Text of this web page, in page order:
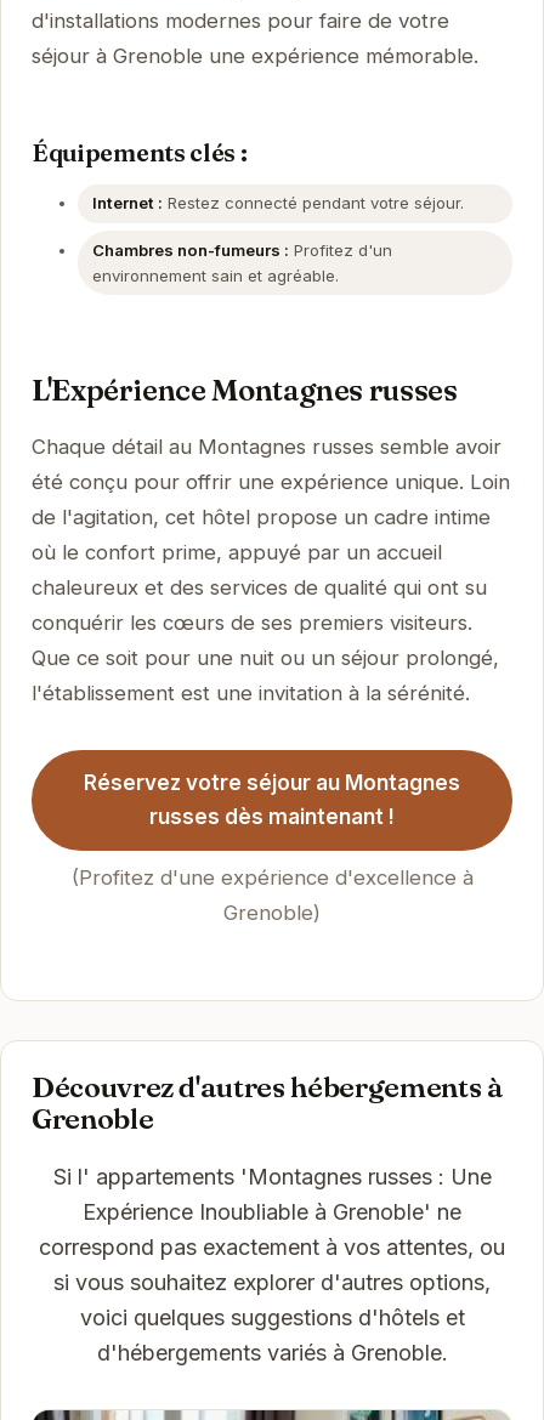
d'installations modernes pour faire de votre
séjour à Grenoble une expérience mémorable.
Équipements clés :
Internet : Restez connecté pendant votre séjour.
Chambres non-fumeurs : Profitez d'un
environnement sain et agréable.
L'Expérience Montagnes russes
Chaque détail au Montagnes russes semble avoir
été conçu pour offrir une expérience unique. Loin
de l'agitation, cet hôtel propose un cadre intime
où le confort prime, appuyé par un accueil
chaleureux et des services de qualité qui ont su
conquérir les cœurs de ses premiers visiteurs.
Que ce soit pour une nuit ou un séjour prolongé,
l'établissement est une invitation à la sérénité.
Réservez votre séjour au Montagnes
russes dès maintenant !
(Profitez d'une expérience d'excellence à
Grenoble)
Découvrez d'autres hébergements à
Grenoble
Si l' appartements 'Montagnes russes : Une
Expérience Inoubliable à Grenoble' ne
correspond pas exactement à vos attentes, ou
si vous souhaitez explorer d'autres options,
voici quelques suggestions d'hôtels et
d'hébergements variés à Grenoble.